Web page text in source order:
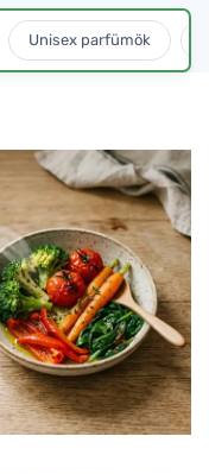
Unisex parfümök